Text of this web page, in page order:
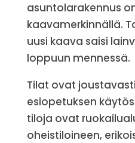
asuntolarakennus
kaavamerkinnällä.
uusi kaava saisi
loppuun mennessä.
Tilat ovat
esiopetuksen
tiloja ovat
oheistiloineen,